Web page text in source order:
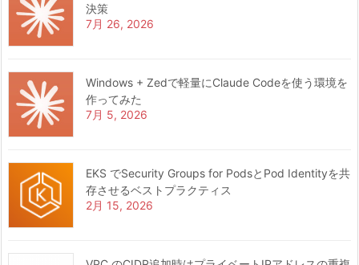
決策
7月 26, 2026
Windows + Zedで軽量にClaude Codeを使う環境を
作ってみた
7月 5, 2026
EKS でSecurity Groups for PodsとPod Identityを共
存させるベストプラクティス
2月 15, 2026